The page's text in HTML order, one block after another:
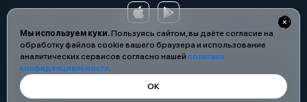
Мы используем куки.Пользуясь сайтом, вы даёте согласие на
обработку файлов cookie вашего браузера и использование
аналитических сервисов согласно нашей политике
конфиденциальности.
ОК